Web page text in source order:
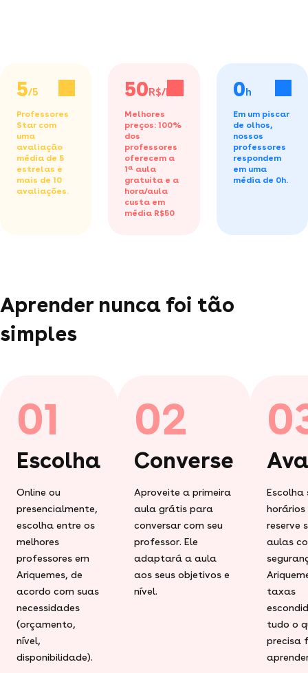
5/5
Professores
Star com
uma
avaliação
média de 5
estrelas e
mais de 10
avaliações.
50R$/h
Melhores
preços: 100%
dos
professores
oferecem a
1ª aula
gratuita e a
hora/aula
custa em
média R$50
0h
Em um piscar
de olhos,
nossos
professores
respondem
em uma
média de 0h.
Aprender nunca foi tão
simples
01
Escolha
Online ou
presencialmente,
escolha entre os
melhores
professores em
Ariquemes, de
acordo com suas
necessidades
(orçamento,
nível,
disponibilidade).
02
Converse
Aproveite a primeira
aula grátis para
conversar com seu
professor. Ele
adaptará a aula
aos seus objetivos e
nível.
Escolha
horários
reserve
aulas
taxas
tudo o
precisa